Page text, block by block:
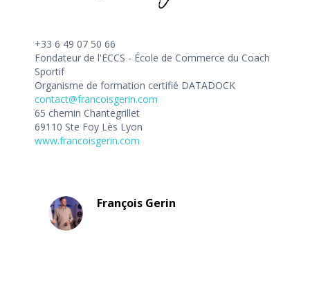
+33 6 49 07 50 66
Fondateur de l'ECCS - École de Commerce du Coach
Sportif
Organisme de formation certifié DATADOCK
contact@francoisgerin.com
65 chemin Chantegrillet
69110 Ste Foy Lès Lyon
www.francoisgerin.com
François Gerin